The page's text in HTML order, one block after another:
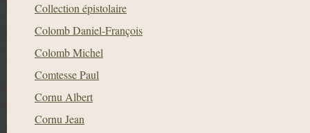
Collection épistolaire
Colomb Daniel-François
Colomb Michel
Comtesse Paul
Cornu Albert
Cornu Jean